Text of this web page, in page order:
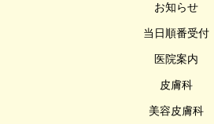
お知らせ
当日順番受付
医院案内
皮膚科
美容皮膚科